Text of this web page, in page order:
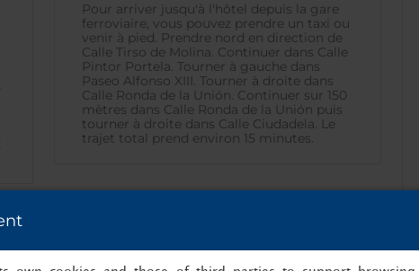
Pour arriver jusqu'à l'hôtel depuis la gare
ferroviaire, vous pouvez prendre un taxi ou
venir à pied. Prendre nord en direction de
Calle Tirso de Molina. Continuer dans Calle
Pintor Portela. Tourner à gauche dans
Paseo Alfonso XIII. Tourner à droite dans
Calle Ronda de la Unión. Continuer sur 150
mètres dans Calle Ronda de la Unión puis
tourner à droite dans Calle Ciudadela. Le
trajet total prend environ 15 minutes.